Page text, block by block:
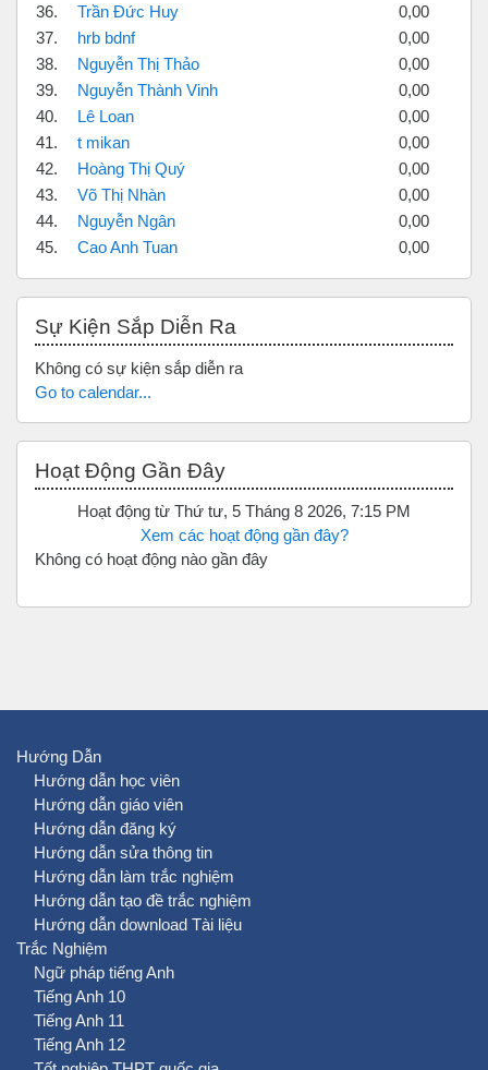
36.
Trần Đức Huy
0,00
37.
hrb bdnf
0,00
38.
Nguyễn Thị Thảo
0,00
39.
Nguyễn Thành Vinh
0,00
40.
Lê Loan
0,00
41.
t mikan
0,00
42.
Hoàng Thị Quý
0,00
43.
Võ Thị Nhàn
0,00
44.
Nguyễn Ngân
0,00
45.
Cao Anh Tuan 0,00
Sự Kiện Sắp Diễn Ra
Không có sự kiện sắp diễn ra
Go to calendar...
Hoạt Động Gần Đây
Hoạt động từ Thứ tư, 5 Tháng 8 2026, 7:15 PM
Xem các hoạt động gần đây?
Không có hoạt động nào gần đây
Hướng Dẫn
Hướng dẫn học viên
Hướng dẫn giáo viên
Hướng dẫn đăng ký
Hướng dẫn sửa thông tin
Hướng dẫn làm trắc nghiệm
Hướng dẫn tạo đề trắc nghiệm
Hướng dẫn download Tài liệu
Trắc Nghiệm
Ngữ pháp tiếng Anh
Tiếng Anh 10
Tiếng Anh 11
Tiếng Anh 12